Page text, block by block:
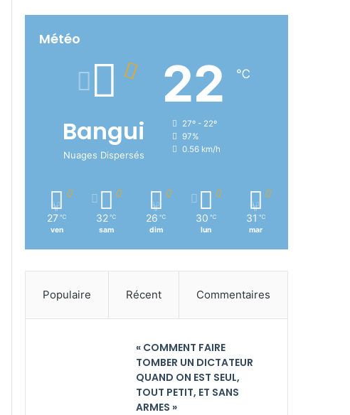
Météo
Bangui
Nuages Dispersés
22 ℃
27º - 22º
97%
0.56 km/h
27 ℃
ven
32 ℃
sam
26 ℃
dim
30 ℃
lun
31 ℃
mar
Populaire Récent Commentaires
« COMMENT FAIRE
TOMBER UN DICTATEUR
QUAND ON EST SEUL,
TOUT PETIT, ET SANS
ARMES »